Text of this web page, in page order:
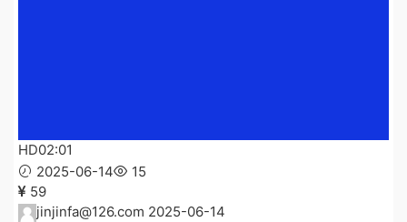
HD02:01
2025-06-14
15
59
jinjinfa@126.com 2025-06-14